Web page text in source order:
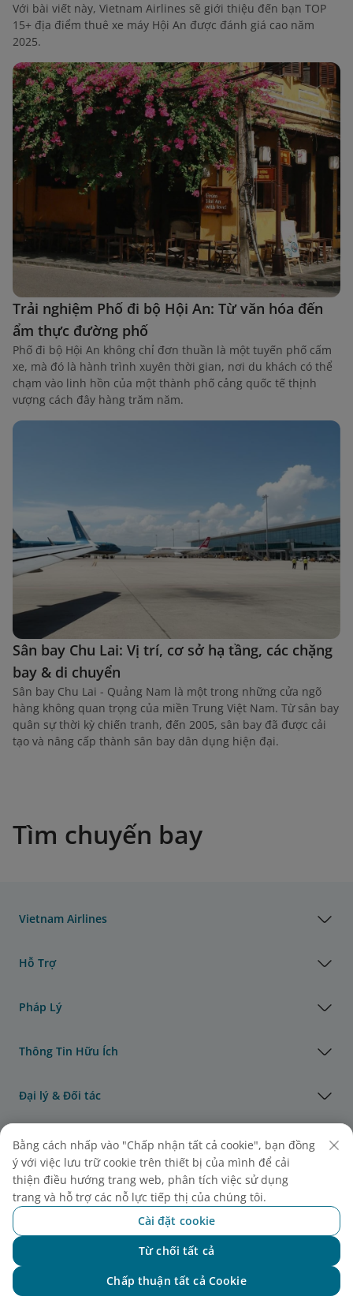
Với bài viết này, Vietnam Airlines sẽ giới thiệu đến bạn TOP
15+ địa điểm thuê xe máy Hội An được đánh giá cao năm
2025.
Trải nghiệm Phố đi bộ Hội An: Từ văn hóa đến
ẩm thực đường phố
Phố đi bộ Hội An không chỉ đơn thuần là một tuyến phố cấm
xe, mà đó là hành trình xuyên thời gian, nơi du khách có thể
chạm vào linh hồn của một thành phố cảng quốc tế thịnh
vượng cách đây hàng trăm năm.
Sân bay Chu Lai: Vị trí, cơ sở hạ tầng, các chặng
bay & di chuyển
Sân bay Chu Lai - Quảng Nam là một trong những cửa ngõ
hàng không quan trọng của miền Trung Việt Nam. Từ sân bay
quân sự thời kỳ chiến tranh, đến 2005, sân bay đã được cải
tạo và nâng cấp thành sân bay dân dụng hiện đại.
Tìm chuyến bay
Vietnam Airlines
Hỗ Trợ
Pháp Lý
Thông Tin Hữu Ích
Đại lý & Đối tác
Vận Tải Hàng Hóa
Giải thưởng của Vietnam Airlines
Bằng cách nhấp vào "Chấp nhận tất cả cookie", bạn đồng
ý với việc lưu trữ cookie trên thiết bị của mình để cải
thiện điều hướng trang web, phân tích việc sử dụng
trang và hỗ trợ các nỗ lực tiếp thị của chúng tôi.
Cài đặt cookie
Từ chối tất cả
Chấp thuận tất cả Cookie